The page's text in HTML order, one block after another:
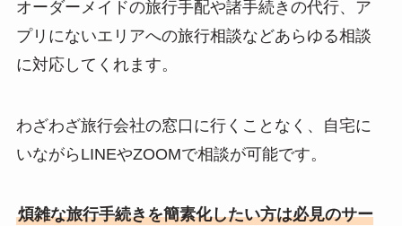
オーダーメイドの旅行手配や諸手続きの代行、ア
プリにないエリアへの旅行相談などあらゆる相談
に対応してくれます。
わざわざ旅行会社の窓口に行くことなく、自宅に
いながらLINEやZOOMで相談が可能です。
煩雑な旅行手続きを簡素化したい方は必見のサー